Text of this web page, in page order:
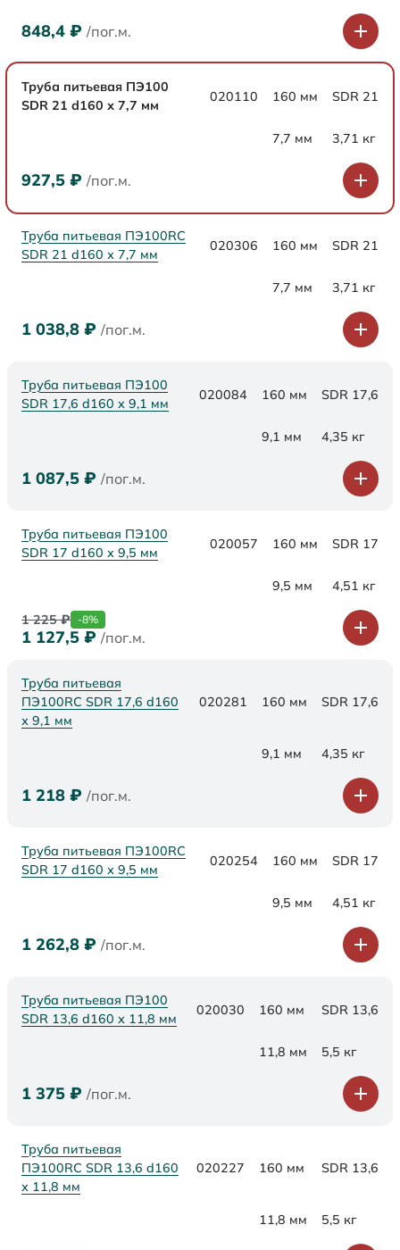
848,4 ₽ /пог.м.
Труба питьевая ПЭ100
SDR 21 d160 х 7,7 мм
020110 160 мм SDR 21
7,7 мм 3,71 кг
927,5 ₽ /пог.м.
Труба питьевая ПЭ100RC
SDR 21 d160 х 7,7 мм
020306 160 мм SDR 21
7,7 мм 3,71 кг
1 038,8 ₽ /пог.м.
Труба питьевая ПЭ100
SDR 17,6 d160 х 9,1 мм
020084 160 мм SDR 17,6
9,1 мм 4,35 кг
1 087,5 ₽ /пог.м.
Труба питьевая ПЭ100
SDR 17 d160 х 9,5 мм
020057 160 мм SDR 17
9,5 мм 4,51 кг
1 225₽ -8%
1 127,5 ₽ /пог.м.
Труба питьевая
ПЭ100RC SDR 17,6 d160
х 9,1 мм
020281 160 мм SDR 17,6
9,1 мм 4,35 кг
1 218 ₽ /пог.м.
Труба питьевая ПЭ100RC
SDR 17 d160 х 9,5 мм
020254 160 мм SDR 17
9,5 мм 4,51 кг
1 262,8 ₽ /пог.м.
Труба питьевая ПЭ100
SDR 13,6 d160 х 11,8 мм
020030 160 мм SDR 13,6
11,8 мм 5,5 кг
1 375 ₽ /пог.м.
Труба питьевая
ПЭ100RC SDR 13,6 d160
х 11,8 мм
020227 160 мм SDR 13,6
11,8 мм 5,5 кг